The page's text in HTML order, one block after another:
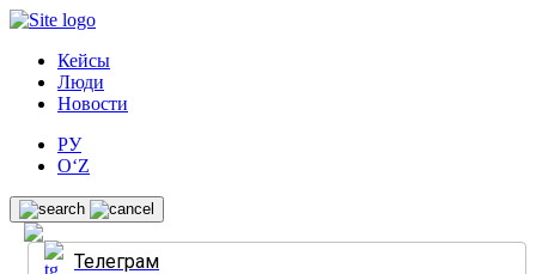
Кейсы
Люди
Новости
РУ
O‘Z
Телеграм